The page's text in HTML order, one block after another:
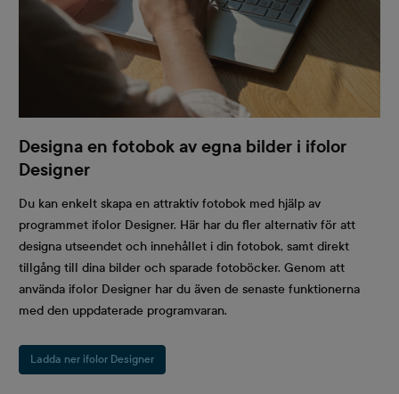
Designa en fotobok av egna bilder i ifolor
Designer
Du kan enkelt skapa en attraktiv fotobok med hjälp av
programmet ifolor Designer. Här har du fler alternativ för att
designa utseendet och innehållet i din fotobok, samt direkt
tillgång till dina bilder och sparade fotoböcker. Genom att
använda ifolor Designer har du även de senaste funktionerna
med den uppdaterade programvaran.
Ladda ner ifolor Designer